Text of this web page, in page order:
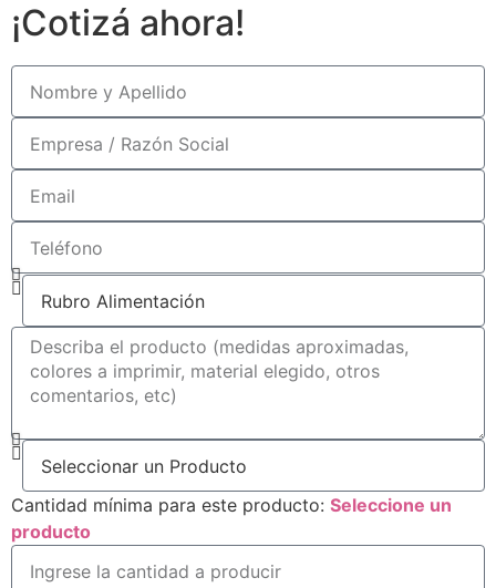
¡Cotizá ahora!
Cantidad mínima para este producto: Seleccione un
producto